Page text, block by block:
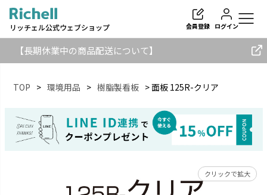
リッチェル公式ウェブショップ 会員登録 ログイン
【長期休業中の商品配送について】
検索
TOP 環境用品 樹脂製看板 面板 125R-クリア
クリックで拡大